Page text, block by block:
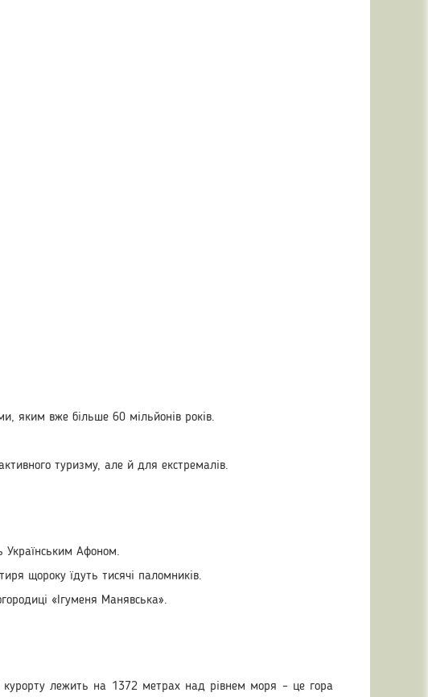
яким вже більше 60 мільйонів років.
туризму, але й для екстремалів.
Українським Афоном.
щороку їдуть тисячі паломників.
«Ігуменя Манявська».
курорту лежить на 1372 метрах над рівнем моря – це гора